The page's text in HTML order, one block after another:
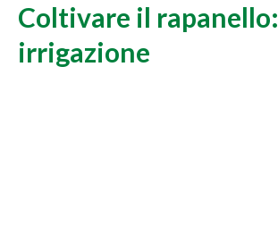
Coltivare il rapanello:
irrigazione